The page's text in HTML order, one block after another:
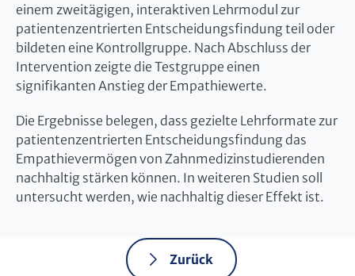
einem zweitägigen, interaktiven Lehrmodul zur
patientenzentrierten Entscheidungsfindung teil oder
bildeten eine Kontrollgruppe. Nach Abschluss der
Intervention zeigte die Testgruppe einen
signifikanten Anstieg der Empathiewerte.
Die Ergebnisse belegen, dass gezielte Lehrformate zur
patientenzentrierten Entscheidungsfindung das
Empathievermögen von Zahnmedizinstudierenden
nachhaltig stärken können. In weiteren Studien soll
untersucht werden, wie nachhaltig dieser Effekt ist.
Zurück